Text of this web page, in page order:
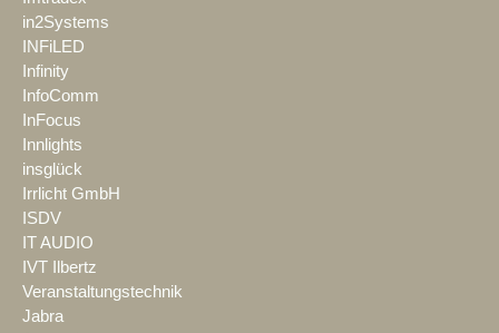
in2Systems
INFiLED
Infinity
InfoComm
InFocus
Innlights
insglück
Irrlicht GmbH
ISDV
IT AUDIO
IVT Ilbertz
Veranstaltungstechnik
Jabra